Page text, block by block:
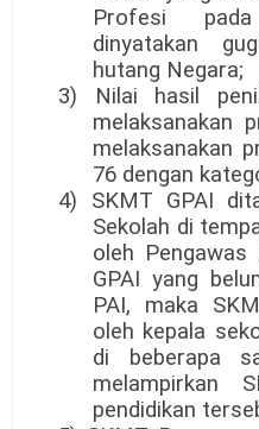
Profesi
dinyatakan
hutang Negara;
3) Nilai hasil
melaksanakan
melaksanakan
76 dengan
4) SKMT GPAI
Sekolah di
oleh
GPAI yang
PAI, maka
oleh kepala
di beberapa
melampirkan
pendidikan